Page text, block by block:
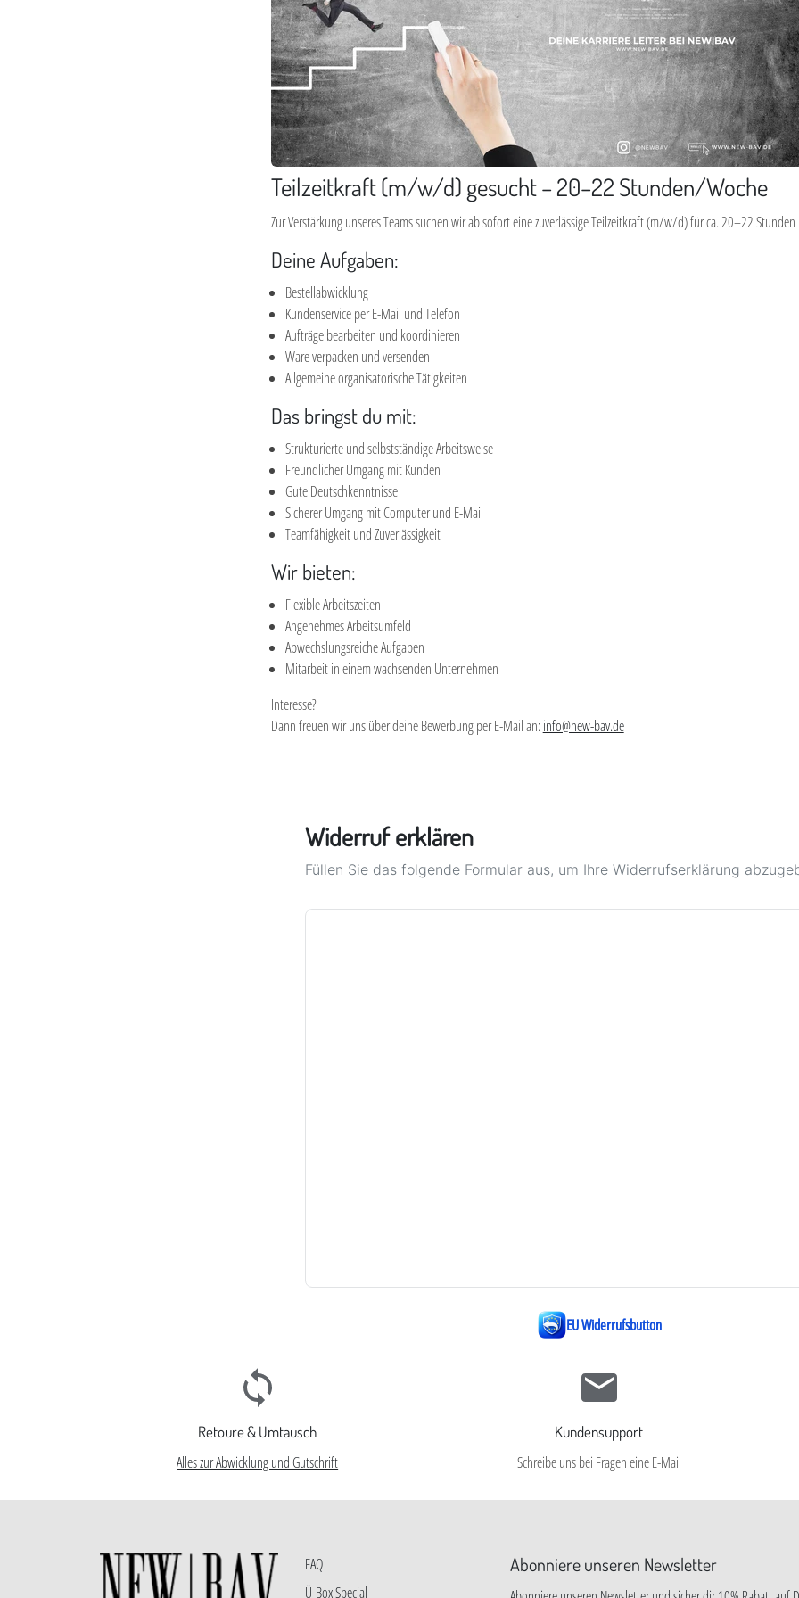
Teilzeitkraft (m/w/d) gesucht – 20–22 Stunden/Woche
Zur Verstärkung unseres Teams suchen wir ab sofort eine zuverlässige Teilzeitkraft (m/w/d) für ca. 20–22
Deine Aufgaben:
Bestellabwicklung
Kundenservice per E-Mail und Telefon
Aufträge bearbeiten und koordinieren
Ware verpacken und versenden
Allgemeine organisatorische Tätigkeiten
Das bringst du mit:
Strukturierte und selbstständige Arbeitsweise
Freundlicher Umgang mit Kunden
Gute Deutschkenntnisse
Sicherer Umgang mit Computer und E-Mail
Teamfähigkeit und Zuverlässigkeit
Wir bieten:
Flexible Arbeitszeiten
Angenehmes Arbeitsumfeld
Abwechslungsreiche Aufgaben
Mitarbeit in einem wachsenden Unternehmen
Interesse?
Dann freuen wir uns über deine Bewerbung per E-Mail an: info@new-bav.de
Widerruf erklären
Füllen Sie das folgende Formular aus, um Ihre Widerrufserklärung
EU Widerrufsbutton
Retoure & Umtausch
Alles zur Abwicklung und Gutschrift
Kundensupport
Schreibe uns bei Fragen eine E-Mail
FAQ
Ü-Box Special
Abonniere unseren Newsletter